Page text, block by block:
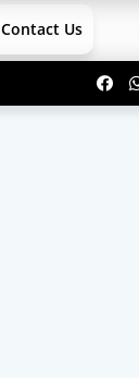
Contact Us